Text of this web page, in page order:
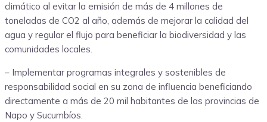
climático al evitar la emisión de más de 4 millones de
toneladas de CO2 al año, además de mejorar la calidad del
agua y regular el flujo para beneficiar la biodiversidad y las
comunidades locales.
– Implementar programas integrales y sostenibles de
responsabilidad social en su zona de influencia beneficiando
directamente a más de 20 mil habitantes de las provincias de
Napo y Sucumbíos.